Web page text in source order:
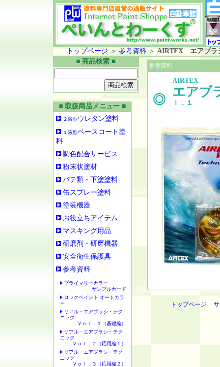
トップページ ＞ 参考資料＞ AIRTEX エアブラ
■ 商品検索 ■
■ 取扱商品メニュー ■
２液型ウレタン塗料
１液型ベースコート塗
料
調色配合サービス
粉末状塗材
パテ類・下塗塗料
缶スプレー塗料
塗装機器
お役立ちアイテム
マスキング用品
研磨剤・研磨機器
安全衛生保護具
参考資料
プライマリーカラー
サンプルカード
ロックペイント オートカラ
ー
リアル・エアブラシ・テク
ニック
Ｖｏｌ．１（基礎編）
リアル・エアブラシ・テク
ニック
Ｖｏｌ．２（応用編１）
リアル・エアブラシ・テク
ニック
Ｖｏｌ．３（応用編２）
参考資料
◎
AIRTEX
エアブ
ｌ．１
トップページ